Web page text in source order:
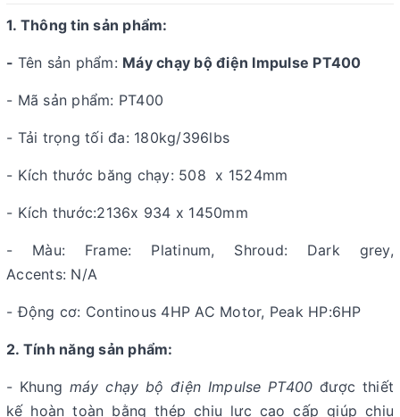
1. Thông tin sản phẩm:
- Tên sản phẩm: Máy chạy bộ điện Impulse PT400
- Mã sản phẩm: PT400
- Tải trọng tối đa: 180kg/396lbs
- Kích thước băng chạy: 508 x 1524mm
- Kích thước:2136x 934 x 1450mm
- Màu: Frame: Platinum, Shroud: Dark grey,
Accents: N/A
- Động cơ: Continous 4HP AC Motor, Peak HP:6HP
2. Tính năng sản phẩm:
- Khung máy chạy bộ điện Impulse PT400 được thiết
kế hoàn toàn bằng thép chịu lực cao cấp giúp chịu